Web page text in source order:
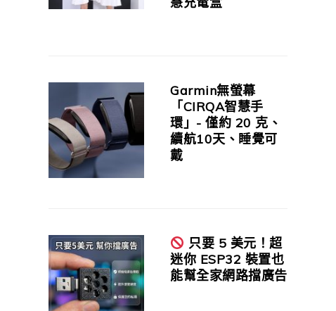
Garmin無螢幕
「CIRQA智慧手
環」- 僅約 20 克、
續航10天、睡覺可
戴
只要 5 美元！超
迷你 ESP32 裝置也
能幫全家網路擋廣告